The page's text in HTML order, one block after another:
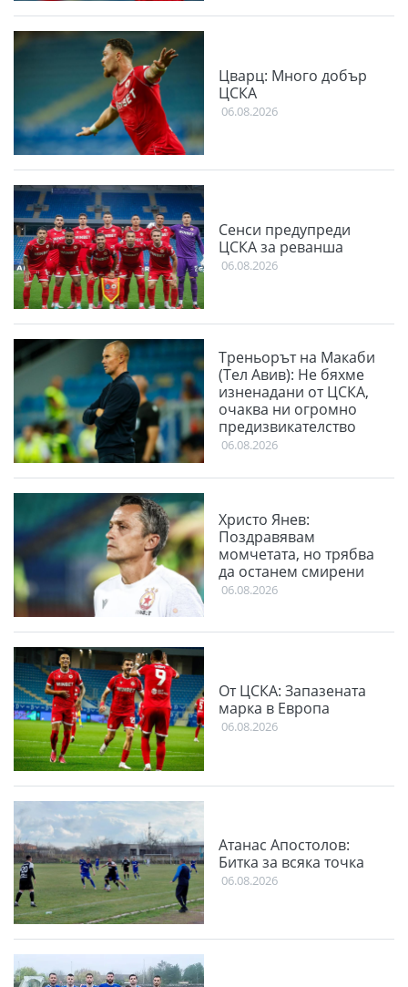
Цварц: Много добър
ЦСКА
06.08.2026
Сенси предупреди
ЦСКА за реванша
06.08.2026
Треньорът на Макаби
(Тел Авив): Не бяхме
изненадани от ЦСКА,
очаква ни огромно
предизвикателство
06.08.2026
Христо Янев:
Поздравявам
момчетата, но трябва
да останем смирени
06.08.2026
От ЦСКА: Запазената
марка в Европа
06.08.2026
Атанас Апостолов:
Битка за всяка точка
06.08.2026